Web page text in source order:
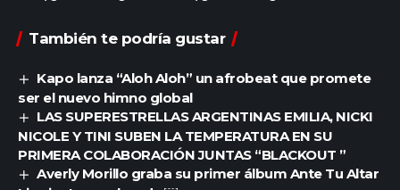
También te podría gustar
Kapo lanza “Aloh Aloh” un afrobeat que promete
ser el nuevo himno global
LAS SUPERESTRELLAS ARGENTINAS EMILIA, NICKI
NICOLE Y TINI SUBEN LA TEMPERATURA EN SU
PRIMERA COLABORACIÓN JUNTAS “BLACKOUT ”
Averly Morillo graba su primer álbum Ante Tu Altar
Céspedes, Alejandro Sanz, Rosalía, Lourdes
Santos, Pamela Silva, Manuel Turizo, Natti Natasha,
Julio Clemente, Felipe Polanco ‘Boruga’ y Jochy
Santos, entre otros. Todos compartirán vivencias
profundas, anécdotas inéditas y reflexiones sobre